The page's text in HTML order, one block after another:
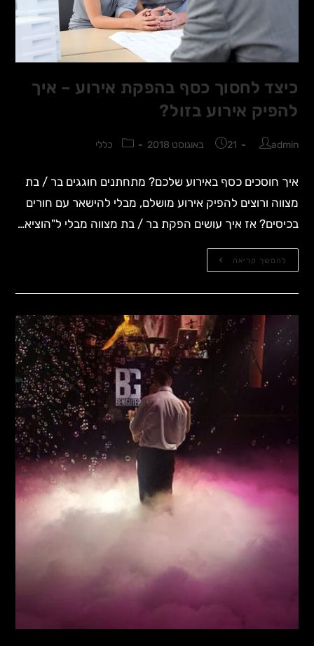
כיצד לחסוך כסף בהפקת אירוע – איך
להפיק אירוע בזול?
admin 21 באוגוסט 2018 כללי
איך חוסכים כסף באירוע שלכם? מתחתנים חוגגים בר / בת
מצווה ורוצים להפיק אירוע מושלם, מבלי להישאר עם חורים
בכיסים? אז איך עושים הפקת בר / בת מצווה מבלי ל"הוציא…
להמשך קריאה